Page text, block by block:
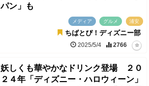
パン」も
メディア グルメ 浦安
ちばとぴ！ディズニー部
2025/5/4 2766
妖しくも華やかなドリンク登場 ２０
２４年「ディズニー・ハロウィーン」